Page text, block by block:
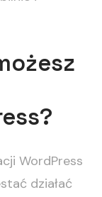
WordPress
działać